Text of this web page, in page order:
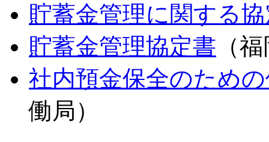
貯蓄金管理に関する
貯蓄金管理協定書 （
社内預金保全のため
働局）